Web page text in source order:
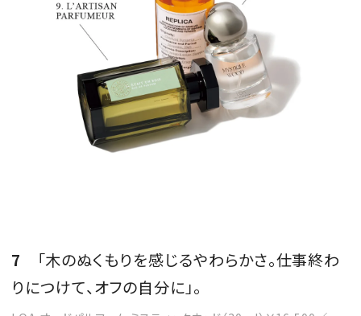
7 「木のぬくもりを感じるやわらかさ。仕事終わ
りにつけて、オフの自分に」。